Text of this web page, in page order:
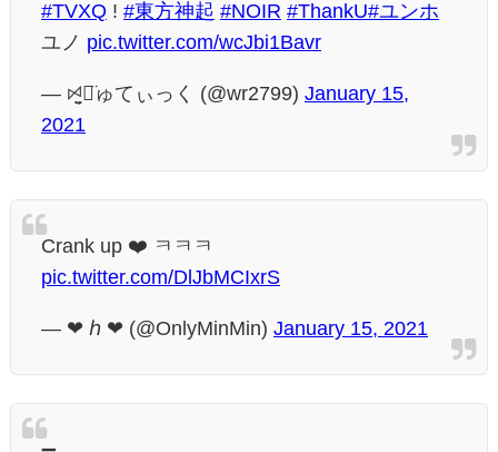
#TVXQ ! #東方神起 #NOIR #ThankU#ユンホ
ユノ pic.twitter.com/wcJbi1Bavr
— ꗯ̤̮し̈ゅてぃっく (@wr2799) January 15,
2021
Crank up ❤️ ㅋㅋㅋ
pic.twitter.com/DlJbMCIxrS
— ❤︎ ℎ ❤︎ (@OnlyMinMin) January 15, 2021